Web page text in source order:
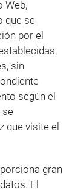
que se
por el
sin
según el
se
que visite el
El